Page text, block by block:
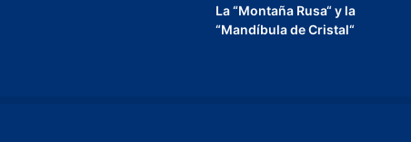
La “Montaña Rusa“ y la
“Mandíbula de Cristal“